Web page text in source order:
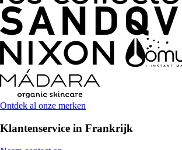
Ontdek al onze merken
Klantenservice in Frankrijk